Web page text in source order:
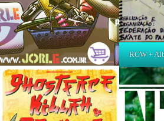
RGW +